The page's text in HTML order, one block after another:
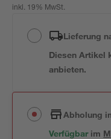
inkl. 19% MwSt.
Lieferung
Diesen Artikel
anbieten.
Abholung
Verfügbar im